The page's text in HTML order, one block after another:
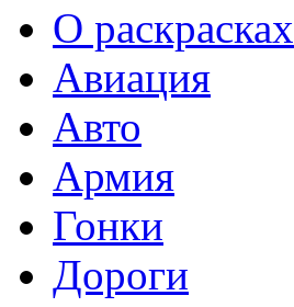
О раскрасках
Авиация
Авто
Армия
Гонки
Дороги